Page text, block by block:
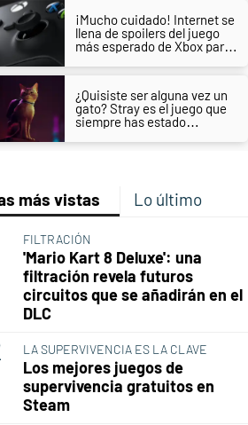
¡Mucho cuidado! Internet se
llena de spoilers del juego
más esperado de Xbox para
¿Quisiste ser alguna vez un
gato? Stray es el juego que
siempre has estado
más vistas Lo último
FILTRACIÓN
'Mario Kart 8 Deluxe': una
filtración revela futuros
circuitos que se añadirán en el
DLC
LA SUPERVIVENCIA ES LA CLAVE
Los mejores juegos de
supervivencia gratuitos en
Steam